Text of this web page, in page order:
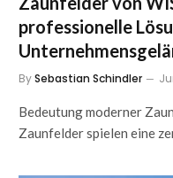
professionelle
BySebastian Schindler
Bedeutung moderner
Zaunfelder spielen eine